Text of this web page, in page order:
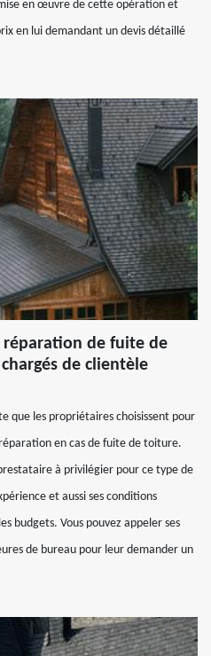
en œuvre de cette opération et
en lui demandant un devis détaillé
réparation de fuite de
de clientèle
que les propriétaires choisissent pour
en cas de fuite de toiture.
à privilégier pour ce type de
et aussi ses conditions
budgets. Vous pouvez appeler ses
de bureau pour leur demander un